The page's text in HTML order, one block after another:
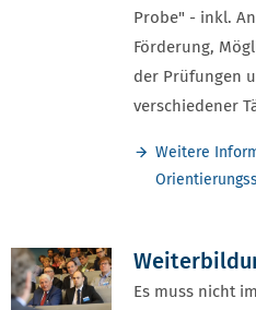
Probe" - inkl.
Förderung,
der Prüfungen
verschiedener
Weitere
Es muss nicht